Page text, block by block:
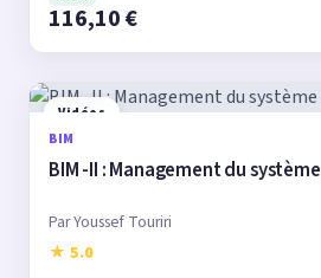
116,10 €
Vidéos
BIM
BIM -II : Management du système
Par Youssef Touriri
★ 5.0